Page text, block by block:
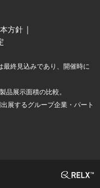
方針
最終見込みであり、開催時に
展示面積の比較。
展するグループ企業・パート